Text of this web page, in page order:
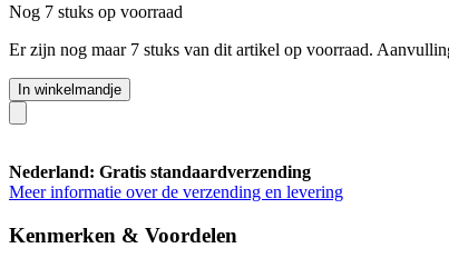
Nog 7 stuks op voorraad
Er zijn nog maar 7 stuks van dit artikel op voorraad.
In winkelmandje
Nederland: Gratis standaardverzending
Meer informatie over de verzending en levering
Kenmerken & Voordelen